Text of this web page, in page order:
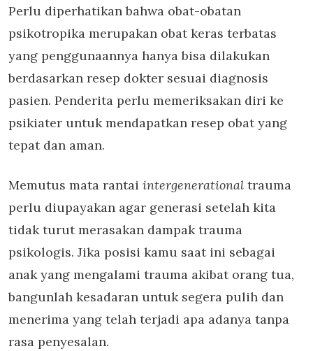
Perlu diperhatikan bahwa obat-obatan
psikotropika merupakan obat keras terbatas
yang penggunaannya hanya bisa dilakukan
berdasarkan resep dokter sesuai diagnosis
pasien. Penderita perlu memeriksakan diri ke
psikiater untuk mendapatkan resep obat yang
tepat dan aman.
Memutus mata rantai intergenerational trauma
perlu diupayakan agar generasi setelah kita
tidak turut merasakan dampak trauma
psikologis. Jika posisi kamu saat ini sebagai
anak yang mengalami trauma akibat orang tua,
bangunlah kesadaran untuk segera pulih dan
menerima yang telah terjadi apa adanya tanpa
rasa penyesalan.